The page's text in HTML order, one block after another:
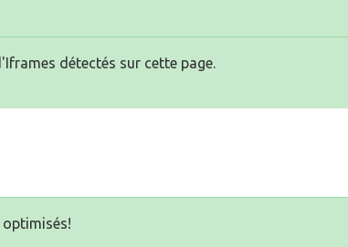
détectés sur cette page.
optimisés!